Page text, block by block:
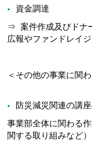
資金調達
⇒ 案件作成及びドナ
広報やファンドレイ
＜その他の事業に関
防災減災関連の講
事業部全体に関わる
関する取り組みなど）